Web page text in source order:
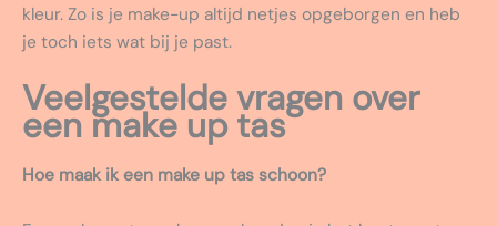
kleur. Zo is je make-up altijd netjes opgeborgen en heb
je toch iets wat bij je past.
Veelgestelde vragen over
een make up tas
Hoe maak ik een make up tas schoon?